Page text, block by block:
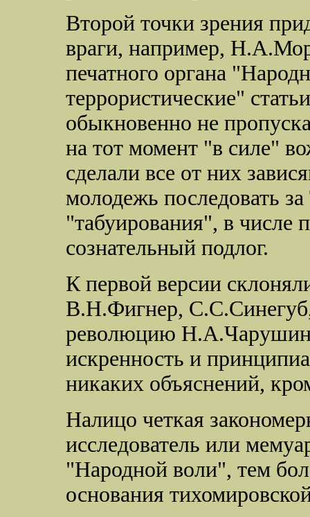
Второй точки зрения
враги, например,
печатного органа
террористические"
обыкновенно не
на тот момент "в силе"
сделали все от них
молодежь последовать
"табуирования", в числе
сознательный подлог.
К первой версии
В.Н.Фигнер,
революцию
искренность и
никаких объяснений,
Налицо четкая
исследователь или
"Народной воли", тем
основания